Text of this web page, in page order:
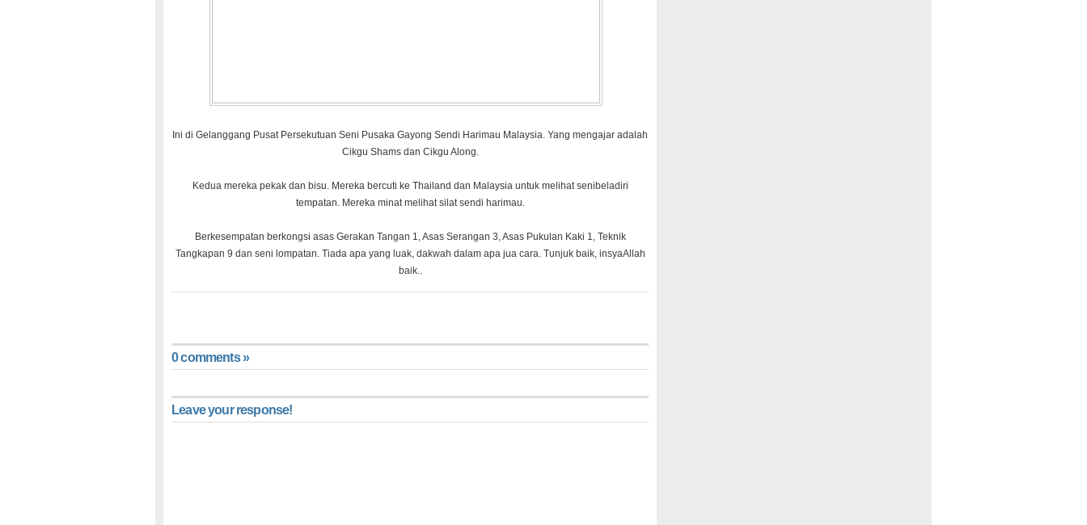
Ini di Gelanggang Pusat Persekutuan Seni Pusaka Gayong Sendi Harimau Malaysia. Yang mengajar adalah
Cikgu Shams dan Cikgu Along.
Kedua mereka pekak dan bisu. Mereka bercuti ke Thailand dan Malaysia untuk melihat senibeladiri
tempatan. Mereka minat melihat silat sendi harimau.
Berkesempatan berkongsi asas Gerakan Tangan 1, Asas Serangan 3, Asas Pukulan Kaki 1, Teknik
Tangkapan 9 dan seni lompatan. Tiada apa yang luak, dakwah dalam apa jua cara. Tunjuk baik, insyaAllah
baik..
0 comments »
Leave your response!